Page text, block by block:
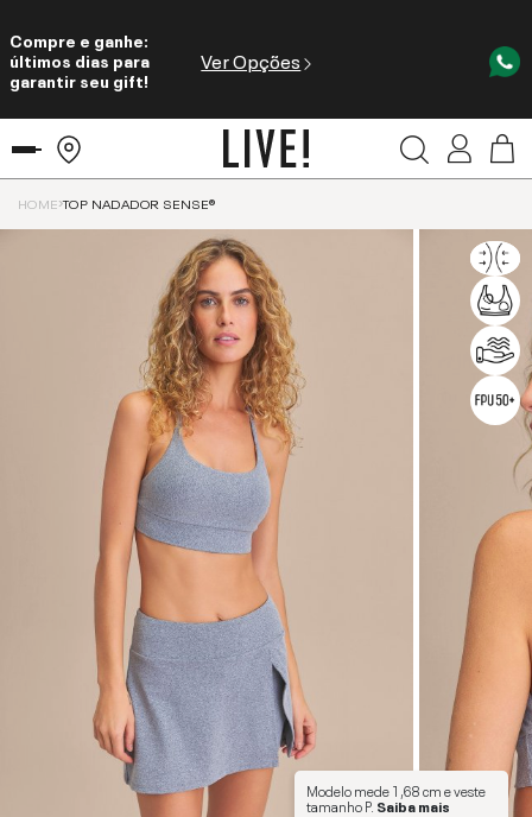
Compre e ganhe:
últimos dias para
garantir seu gift!
Ver Opções
HOME TOP NADADOR SENSE®
Modelo mede1,68 cme veste
tamanhoP. Saiba mais